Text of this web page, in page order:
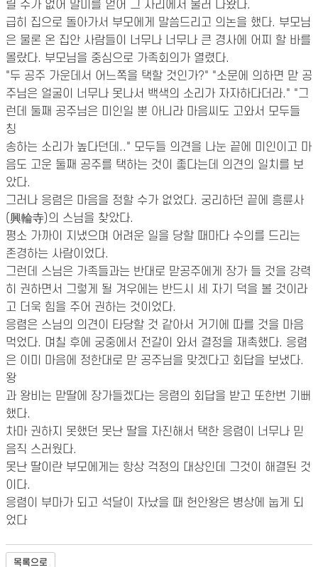
릴 수가 없어 말미를 얻어 그 자리에서 물러 나왔다.
급히 집으로 돌아가서 부모에게 말씀드리고 의논을 했다. 부모님
은 물론 온 집안 사람들이 너무나 너무나 큰 경사에 어찌 할 바를
몰랐다. 부모님을 중심으로 가족회의가 열렸다.
"두 공주 가운데서 어느쪽을 택할 것인가?" "소문에 의하면 맏 공
주님은 얼굴이 너무나 못나서 백색의 소리가 자자하다더라." "그
런데 둘째 공주님은 미인일 뿐 아니라 마음씨도 고와서 모두들
칭
송하는 소리가 높다던데.." 모두들 의견을 나눈 끝에 미인이고 마
음도 고운 둘째 공주를 택하는 것이 좋다는데 의견의 일치를 보
았다.
그러나 응렴은 마음을 정할 수가 없었다. 궁리하던 끝에 흥륜사
(興輪寺)의 스님을 찾았다.
평소 가까이 지냈으며 어려운 일을 당할 때마다 수의를 드리는
존경하는 사람이었다.
그런데 스님은 가족들과는 반대로 맏공주에게 장가 들 것을 강력
히 권하면서 그렇게 될 겨우에는 반드시 세 자기 덕을 볼 것이라
고 더욱 힘을 주어 권하는 것이었다.
응렴은 스님의 의견이 타당할 것 같아서 거기에 따를 것을 마음
먹었다. 며칠 후에 궁중에서 전갈이 와서 결정을 재촉했다. 응렴
은 이미 마음에 정한대로 맏 공주님을 맞겠다고 회답을 보냈다.
왕
과 왕비는 맏딸에 장가들겠다는 응렴의 회답을 받고 또한번 기뻐
했다.
차마 권하지 못했던 못난 딸을 자진해서 택한 응렴이 너무나 믿
음직 스러웠다.
못난 딸이란 부모에게는 항상 걱정의 대상인데 그것이 해결된 것
이다.
응렴이 부마가 되고 석달이 자났을 때 헌안왕은 병상에 눕게 되
었다
목록으로